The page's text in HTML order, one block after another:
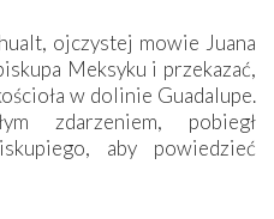
ojczystej mowie Juana
Meksyku i przekazać,
w dolinie Guadalupe.
zdarzeniem, pobiegł
aby powiedzieć